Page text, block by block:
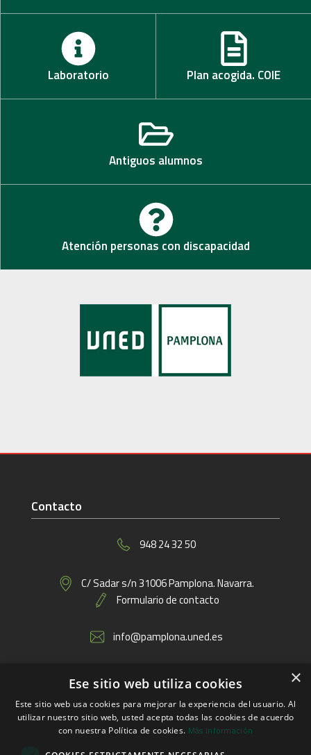
Laboratorio Plan acogida. COIE
Antiguos alumnos
Atención personas con discapacidad
Contacto
948 24 32 50
C/ Sadar s/n 31006 Pamplona. Navarra.
Formulario de contacto
info@pamplona.uned.es
Enlaces ×
Ese sitio web utiliza cookies
Este sitio web usa cookies para mejorar la experiencia del usuario. Al
utilizar nuestro sitio web, usted acepta todas las cookies de acuerdo
con nuestra Política de cookies. Más información